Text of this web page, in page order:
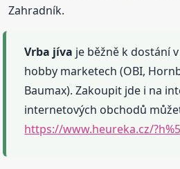
Zahradník.
Vrba jíva je běžně k dostání
hobby marketech (OBI,
Baumax). Zakoupit jde i na
internetových obchodů
https://www.heureka.cz/